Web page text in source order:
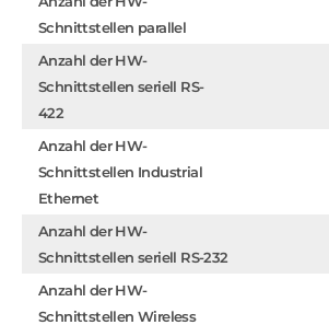
Schnittstellen parallel
Anzahl der HW-
Schnittstellen seriell RS-
422
Anzahl der HW-
Schnittstellen Industrial
Ethernet
Anzahl der HW-
Schnittstellen seriell RS-232
Anzahl der HW-
Schnittstellen Wireless